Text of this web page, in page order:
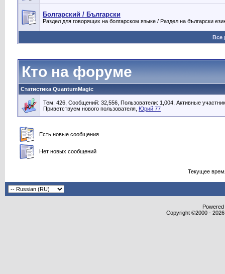
Болгарский / Български
Раздел для говорящих на болгарском языке / Раздел на български
Все
Кто на форуме
Статистика QuantumMagic
Тем: 426, Сообщений: 32,556, Пользователи: 1,004, Активные
Приветствуем нового пользователя, Юрий 77
Есть новые сообщения
Нет новых сообщений
Текущее
Copyright ©2000 -